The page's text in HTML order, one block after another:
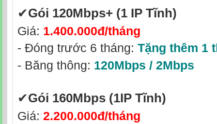
✔‎Gói 120Mbps+ (1 IP Tĩnh)
Giá: 1.400.000đ/tháng
- Đóng trước 6 tháng: Tặng thêm 1
- Băng thông: 120Mbps / 2Mbps
✔‎Gói 160Mbps (1IP Tĩnh)
Giá: 2.200.000đ/tháng